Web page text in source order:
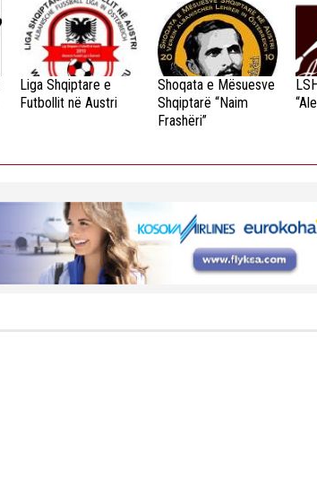
Liga Shqiptare e
Futbollit në Austri
Shoqata e Mësuesve
Shqiptarë “Naim
Frashëri”